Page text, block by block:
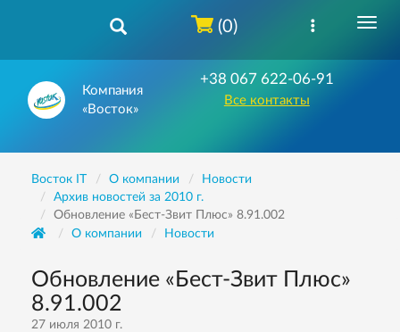
Компания
«Восток»
+38 067 622-06-91
Все контакты
(0)
Восток IT О компании
Новости
Архив новостей за 2010 г.
Обновление «Бест-Звит Плюс» 8.91.002
О компании
Новости
Обновление «Бест-Звит Плюс»
8.91.002
27 июля 2010 г.